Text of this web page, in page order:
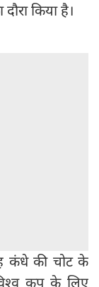
किया है।
कंधे की चोट के
कप के लिए